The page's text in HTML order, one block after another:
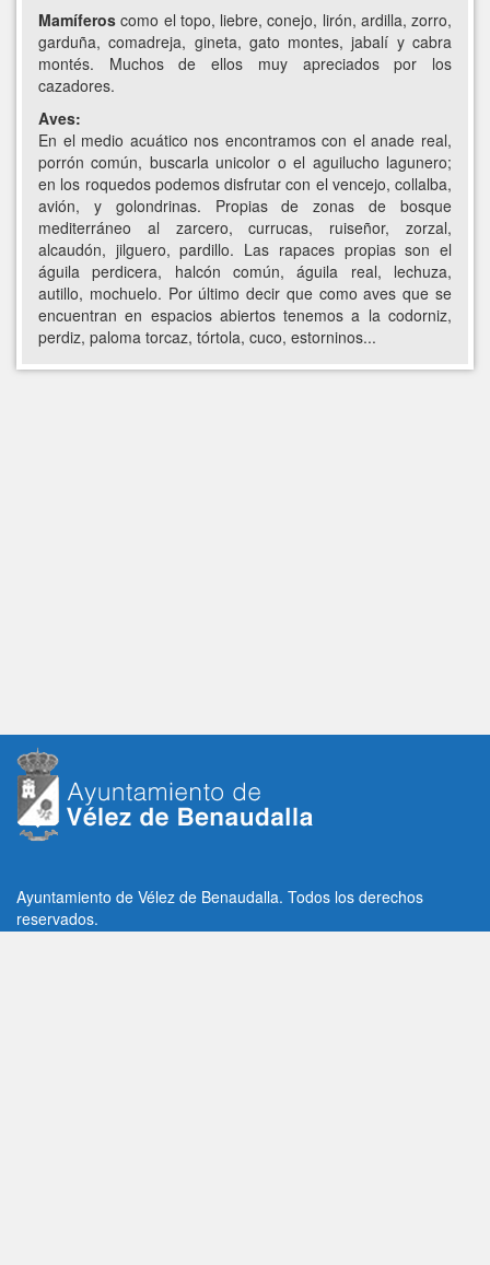
Mamíferos como el topo, liebre, conejo, lirón, ardilla, zorro,
garduña, comadreja, gineta, gato montes, jabalí y cabra
montés. Muchos de ellos muy apreciados por los
cazadores.
Aves:
En el medio acuático nos encontramos con el anade real,
porrón común, buscarla unicolor o el aguilucho lagunero;
en los roquedos podemos disfrutar con el vencejo, collalba,
avión, y golondrinas. Propias de zonas de bosque
mediterráneo al zarcero, currucas, ruiseñor, zorzal,
alcaudón, jilguero, pardillo. Las rapaces propias son el
águila perdicera, halcón común, águila real, lechuza,
autillo, mochuelo. Por último decir que como aves que se
encuentran en espacios abiertos tenemos a la codorniz,
perdiz, paloma torcaz, tórtola, cuco, estorninos...
Ayuntamiento de Vélez de Benaudalla. Todos los derechos
reservados.